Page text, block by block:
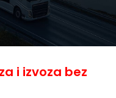
i izvoza bez